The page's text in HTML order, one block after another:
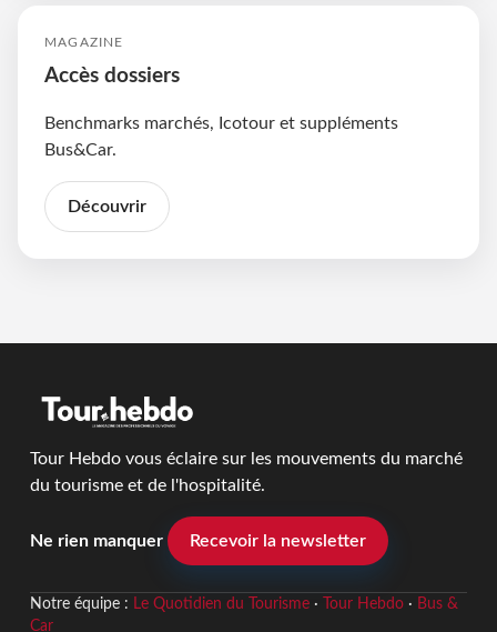
MAGAZINE
Accès dossiers
Benchmarks marchés, Icotour et suppléments
Bus&Car.
Découvrir
Tour Hebdo vous éclaire sur les mouvements du marché
du tourisme et de l'hospitalité.
Ne rien manquer Recevoir la newsletter
Notre équipe : Le Quotidien du Tourisme· Tour Hebdo· Bus &
Car